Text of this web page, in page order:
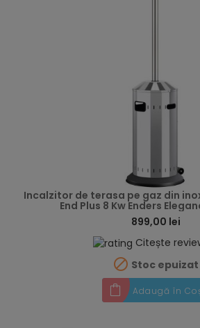
Incalzitor de terasa pe gaz din
End Plus 8 Kw Enders
899,00 lei
Citește
 Stoc epuizat
Adaugă în